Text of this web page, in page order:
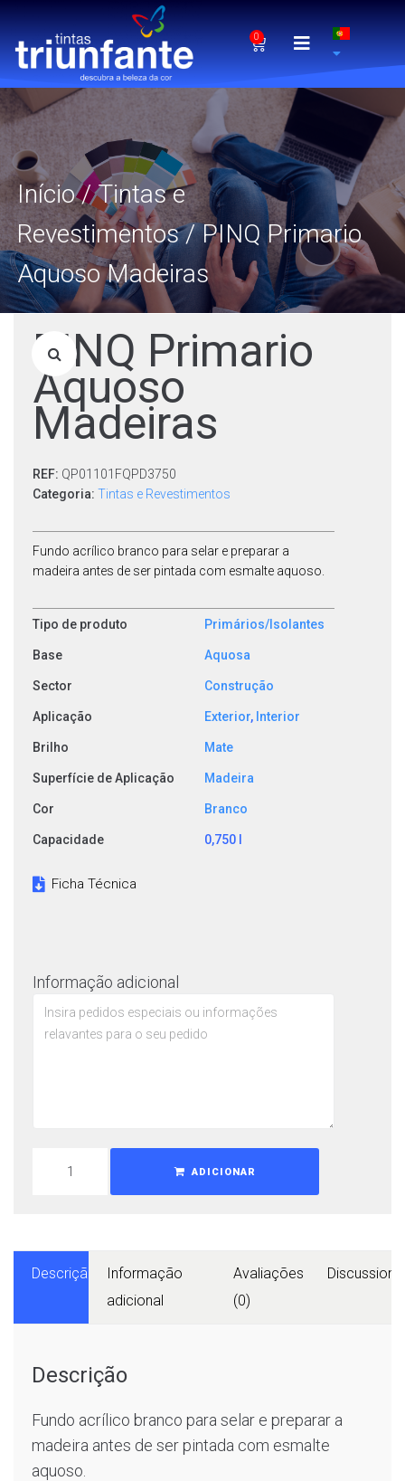
0
Início/Tintas e
Revestimentos/ PINQ Primario
Aquoso Madeiras
PINQ Primario
Aquoso
Madeiras
REF: QP01101FQPD3750
Categoria: Tintas e Revestimentos
Fundo acrílico branco para selar e preparar a
madeira antes de ser pintada com esmalte aquoso.
Tipo de produto Primários/Isolantes
Base Aquosa
Sector Construção
Aplicação Exterior, Interior
Brilho Mate
Superfície de Aplicação Madeira
Cor Branco
Capacidade 0,750 l
Ficha Técnica
Informação adicional
ADICIONAR
Descrição
Informação
adicional
Avaliações
(0)
Discussions
Descrição
Fundo acrílico branco para selar e preparar a
madeira antes de ser pintada com esmalte
aquoso.